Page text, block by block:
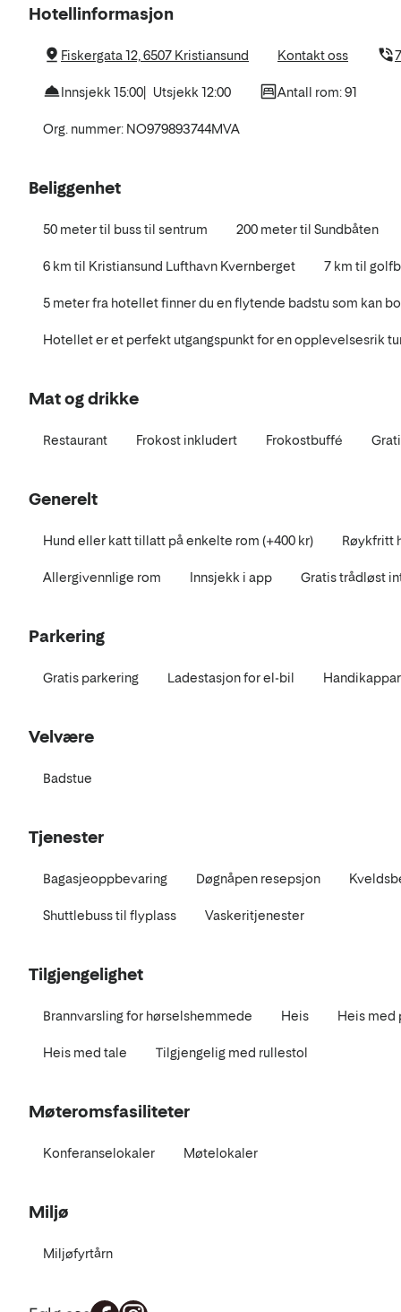
Om
hotellet
Hotellinformasjon
Fiskergata 12, 6507 Kristiansund Kontakt oss
Innsjekk 15:00 Utsjekk 12:00 Antall rom: 91
Org. nummer: NO979893744MVA
Beliggenhet
50 meter til buss til sentrum 200 meter til Sundbåten
6 km til Kristiansund Lufthavn Kvernberget 7 km til
5 meter fra hotellet finner du en flytende badstu som kan
Hotellet er et perfekt utgangspunkt for en opplevelsesrik
Mat og drikke
Restaurant Frokost inkludert Frokostbuffé
Generelt
Hund eller katt tillatt på enkelte rom (+400 kr) Røykfritt
Allergivennlige rom Innsjekk i app Gratis trådløst
Parkering
Gratis parkering Ladestasjon for el-bil
Velvære
Badstue
Tjenester
Bagasjeoppbevaring Døgnåpen resepsjon
Shuttlebuss til flyplass Vaskeritjenester
Tilgjengelighet
Brannvarsling for hørselshemmede Heis Heis med
Heis med tale Tilgjengelig med rullestol
Møteromsfasiliteter
Konferanselokaler Møtelokaler
Miljø
Miljøfyrtårn